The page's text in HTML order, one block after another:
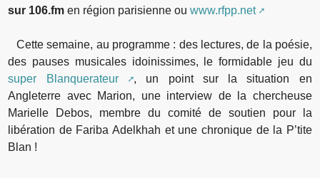
sur 106.fm en région parisienne ouwww.rfpp.net
Cette semaine, au programme : des lectures, de la poésie,
des pauses musicales idoinissimes, le formidable jeu du
super Blanquerateur
, un point sur la situation en
Angleterre avec Marion, une interview de la chercheuse
Marielle Debos, membre du comité de soutien pour la
libération de Fariba Adelkhah et une chronique de la P’tite
Blan !